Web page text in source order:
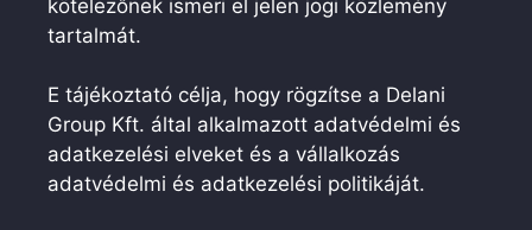
kötelezőnek ismeri el jelen jogi közlemény
tartalmát.
E tájékoztató célja, hogy rögzítse a Delani
Group Kft. által alkalmazott adatvédelmi és
adatkezelési elveket és a vállalkozás
adatvédelmi és adatkezelési politikáját.